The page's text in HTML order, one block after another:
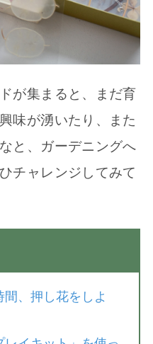
が集まると、まだ育
味が湧いたり、また
と、ガーデニングへ
チャレンジしてみて
、押し花をしよ